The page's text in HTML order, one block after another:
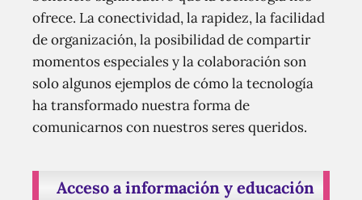
ofrece. La conectividad, la rapidez, la facilidad
de organización, la posibilidad de compartir
momentos especiales y la colaboración son
solo algunos ejemplos de cómo la tecnología
ha transformado nuestra forma de
comunicarnos con nuestros seres queridos.
Acceso a información y educación